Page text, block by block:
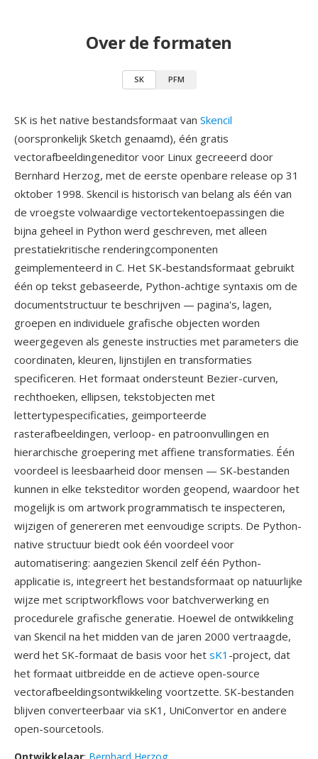
Over de formaten
SK PFM
SK is het native bestandsformaat van Skencil
(oorspronkelijk Sketch genaamd), één gratis
vectorafbeeldingeneditor voor Linux gecreeerd door
Bernhard Herzog, met de eerste openbare release op 31
oktober 1998. Skencil is historisch van belang als één van
de vroegste volwaardige vectortekentoepassingen die
bijna geheel in Python werd geschreven, met alleen
prestatiekritische renderingcomponenten
geimplementeerd in C. Het SK-bestandsformaat gebruikt
één op tekst gebaseerde, Python-achtige syntaxis om de
documentstructuur te beschrijven — pagina's, lagen,
groepen en individuele grafische objecten worden
weergegeven als geneste instructies met parameters die
coordinaten, kleuren, lijnstijlen en transformaties
specificeren. Het formaat ondersteunt Bezier-curven,
rechthoeken, ellipsen, tekstobjecten met
lettertypespecificaties, geimporteerde
rasterafbeeldingen, verloop- en patroonvullingen en
hierarchische groepering met affiene transformaties. Één
voordeel is leesbaarheid door mensen — SK-bestanden
kunnen in elke teksteditor worden geopend, waardoor het
mogelijk is om artwork programmatisch te inspecteren,
wijzigen of genereren met eenvoudige scripts. De Python-
native structuur biedt ook één voordeel voor
automatisering: aangezien Skencil zelf één Python-
applicatie is, integreert het bestandsformaat op natuurlijke
wijze met scriptworkflows voor batchverwerking en
procedurele grafische generatie. Hoewel de ontwikkeling
van Skencil na het midden van de jaren 2000 vertraagde,
werd het SK-formaat de basis voor het sK1 -project, dat
het formaat uitbreidde en de actieve open-source
vectorafbeeldingsontwikkeling voortzette. SK-bestanden
blijven converteerbaar via sK1, UniConvertor en andere
open-sourcetools.